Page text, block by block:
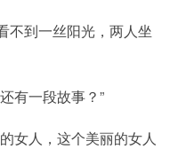
不到一丝阳光，两人坐
有一段故事？”
女人，这个美丽的女人